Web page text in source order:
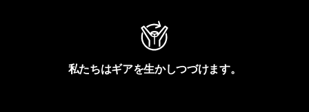
私たちはギアを生かしつづけます。